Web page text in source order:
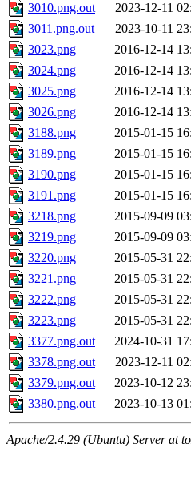
3010.png.out
2023-12-11
3011.png.out
2023-10-11
3023.png
2016-12-14
3024.png
2016-12-14
3025.png
2016-12-14
3026.png
2016-12-14
3188.png
2015-01-15
3189.png
2015-01-15
3190.png
2015-01-15
3191.png
2015-01-15
3218.png
2015-09-09
3219.png
2015-09-09
3220.png
2015-05-31
3221.png
2015-05-31
3222.png
2015-05-31
3223.png
2015-05-31
3377.png.out
2024-10-31
3378.png.out
2023-12-11
3379.png.out
2023-10-12
3380.png.out
2023-10-13
Apache/2.4.29 (Ubuntu) Server at